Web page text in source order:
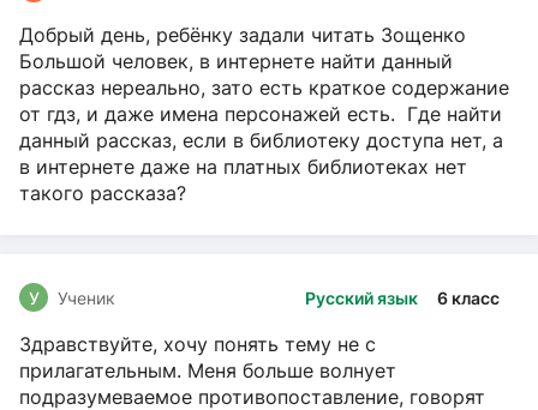
Добрый день, ребёнку задали читать Зощенко
Большой человек, в интернете найти данный
рассказ нереально, зато есть краткое содержание
от гдз, и даже имена персонажей есть. Где найти
данный рассказ, если в библиотеку доступа нет, а
в интернете даже на платных библиотеках нет
такого рассказа?
Русский язык 6 класс
У Ученик
Здравствуйте, хочу понять тему не с
прилагательным. Меня больше волнует
подразумеваемое противопоставление, говорят